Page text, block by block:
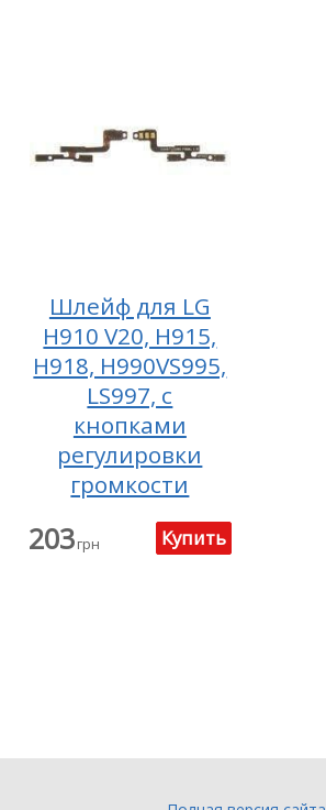
Шлейф для LG
H910 V20, H915,
H918, H990VS995,
LS997, с
кнопками
регулировки
громкости
203грн